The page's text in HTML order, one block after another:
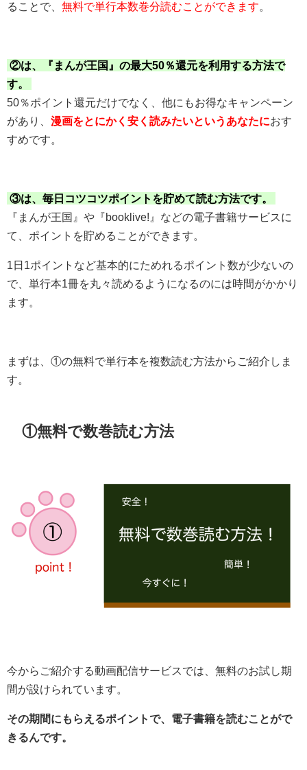
ることで、 無料で単行本数巻分読むことができます
②は、『まんが王国』の最大50％還元を利用する方法で
す。
50％ポイント還元だけでなく、他にもお得なキャンペーン
があり、 漫画をとにかく安く読みたいというあなたにおす
すめです。
③は、毎日コツコツポイントを貯めて読む方法です。
『まんが王国』や『booklive!』などの電子書籍サービスに
て、ポイントを貯めることができます。
1日1ポイントなど基本的にためれるポイント数が少ないの
で、単行本1冊を丸々読めるようになるのには時間がかかり
ます。
まずは、①の無料で単行本を複数読む方法からご紹介しま
す。
①無料で数巻読む方法
今からご紹介する動画配信サービスでは、無料のお試し期
間が設けられています。
その期間にもらえるポイントで、電子書籍を読むことがで
きるんです。